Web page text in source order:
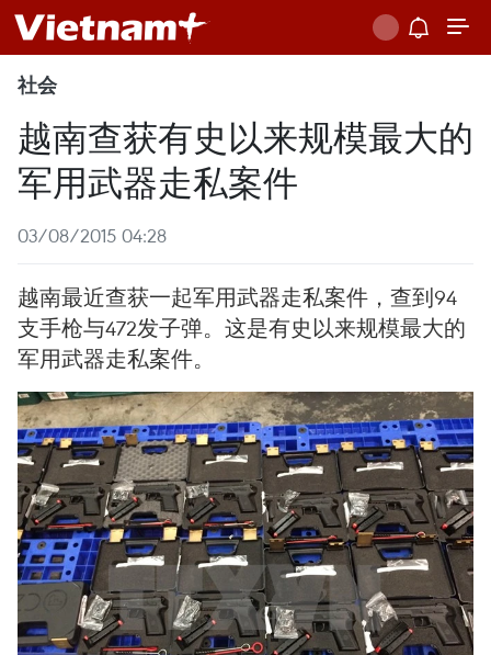
社会
越南查获有史以来规模最大的
军用武器走私案件
03/08/2015 04:28
越南最近查获一起军用武器走私案件，查到94
支手枪与472发子弹。这是有史以来规模最大的
军用武器走私案件。